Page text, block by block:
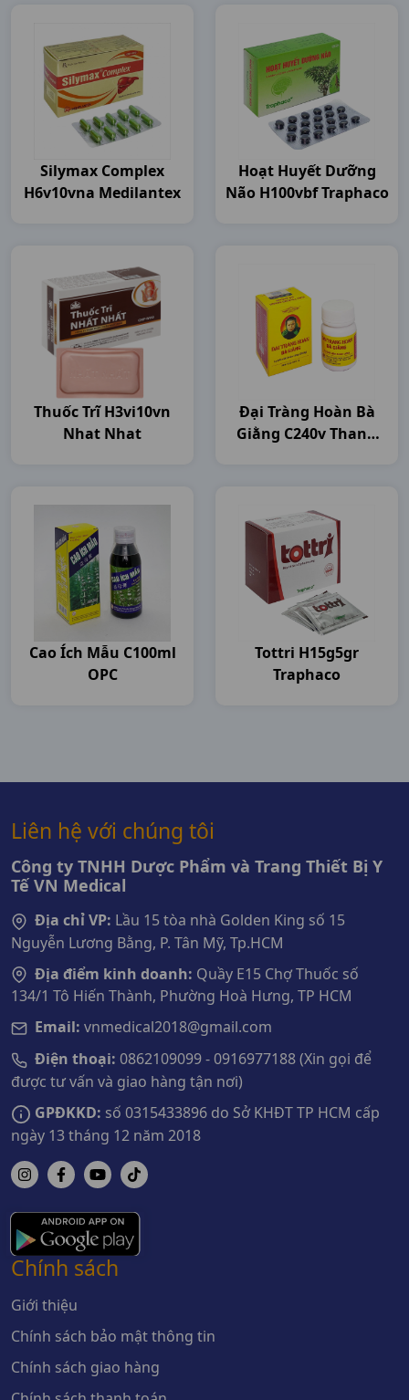
Silymax Complex
H6v10vna Medilantex
Hoạt Huyết Dưỡng
Não H100vbf Traphaco
Thuốc Trĩ H3vi10vn
Nhat Nhat
Đại Tràng Hoàn Bà
Giằng C240v Thanh
Cao Ích Mẫu C100ml
OPC
Tottri H15g5gr
Traphaco
Liên hệ với chúng tôi
Công ty TNHH Dược Phẩm và Trang Thiết Bị Y
Tế VN Medical
Địa chỉ VP: Lầu 15 tòa nhà Golden King số 15
Nguyễn Lương Bằng, P. Tân Mỹ, Tp.HCM
Địa điểm kinh doanh: Quầy E15 Chợ Thuốc số
134/1 Tô Hiến Thành, Phường Hoà Hưng, TP HCM
Email: vnmedical2018@gmail.com
Điện thoại: 0862109099 - 0916977188 (Xin gọi để
được tư vấn và giao hàng tận nơi)
GPĐKKD: số 0315433896 do Sở KHĐT TP HCM cấp
ngày 13 tháng 12 năm 2018
Chính sách
Giới thiệu
Chính sách bảo mật thông tin
Chính sách giao hàng